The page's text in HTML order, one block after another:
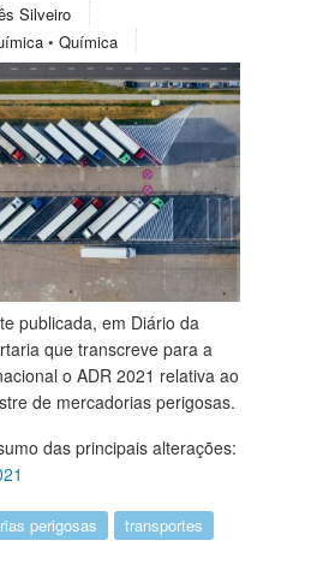
Silveiro
• Química
publicada, em Diário da
que transcreve para a
o ADR 2021 relativa ao
de mercadorias perigosas.
das principais alterações:
perigosas transportes